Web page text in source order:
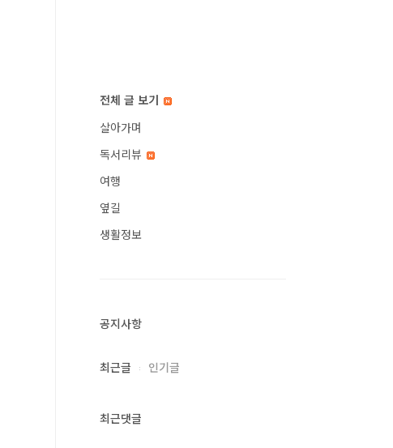
전체 글 보기
살아가며
독서리뷰
여행
옆길
생활정보
공지사항
최근글 인기글
최근댓글